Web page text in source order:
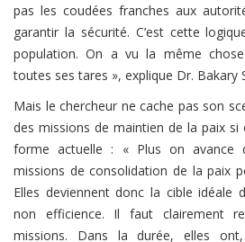
pas les coudées franches aux
garantir la sécurité. C’est cette
population. On a vu la même
toutes ses tares », explique Dr. Bakary
Mais le chercheur ne cache pas son
des missions de maintien de la paix si
forme actuelle : « Plus on avance
missions de consolidation de la paix
Elles deviennent donc la cible idéale
non efficience. Il faut clairement
missions. Dans la durée, elles